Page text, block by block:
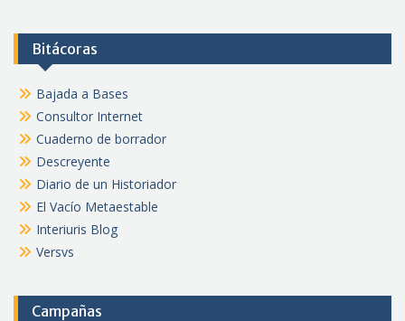
Bitácoras
Bajada a Bases
Consultor Internet
Cuaderno de borrador
Descreyente
Diario de un Historiador
El Vacío Metaestable
Interiuris Blog
Versvs
Campañas